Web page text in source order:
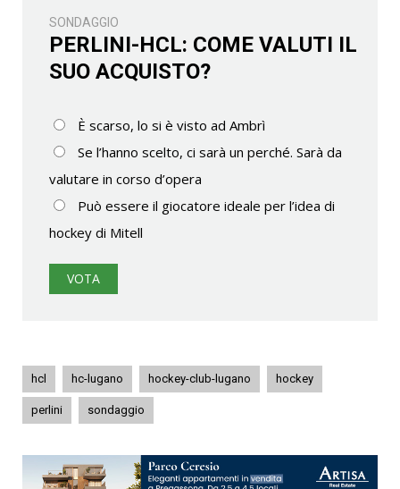
SONDAGGIO
PERLINI-HCL: COME VALUTI IL
SUO ACQUISTO?
È scarso, lo si è visto ad Ambrì
Se l’hanno scelto, ci sarà un perché. Sarà da
valutare in corso d’opera
Può essere il giocatore ideale per l’idea di
hockey di Mitell
hcl hc-lugano hockey-club-lugano hockey
perlini sondaggio